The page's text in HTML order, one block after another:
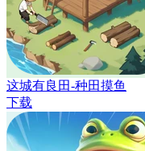
这城有良田-种田摸鱼
下载